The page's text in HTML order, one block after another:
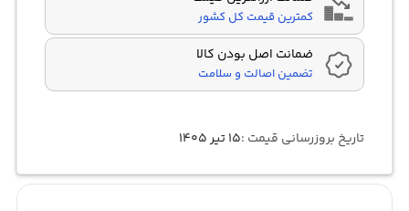
کمترین قیمت کل کشور
ضمانت اصل بودن کالا
تضمین اصالت و سلامت
تاریخ بروزرسانی قیمت :۱۵ تیر ۱۴۰۵